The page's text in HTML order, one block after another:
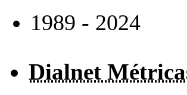
1989 - 2024
Dialnet